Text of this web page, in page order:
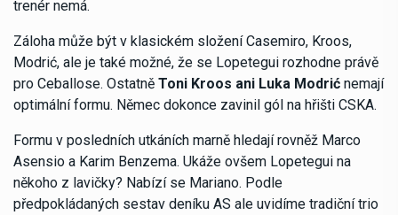
trenér nemá.
Záloha může být v klasickém složení Casemiro, Kroos,
Modrić, ale je také možné, že se Lopetegui rozhodne právě
pro Ceballose. Ostatně Toni Kroos ani Luka Modrić nemají
optimální formu. Němec dokonce zavinil gól na hřišti CSKA.
Formu v posledních utkáních marně hledají rovněž Marco
Asensio a Karim Benzema. Ukáže ovšem Lopetegui na
někoho z lavičky? Nabízí se Mariano. Podle
předpokládaných sestav deníku AS ale uvidíme tradiční trio